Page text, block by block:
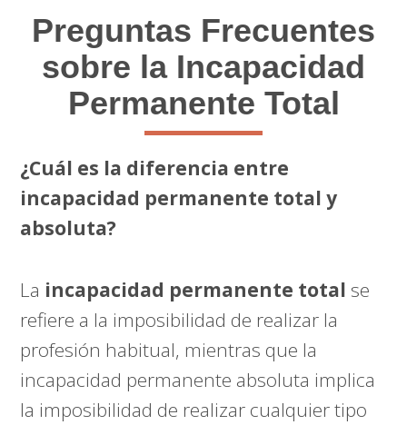
Preguntas Frecuentes
sobre la Incapacidad
Permanente Total
¿Cuál es la diferencia entre
incapacidad permanente total y
absoluta?
La incapacidad permanente total se
refiere a la imposibilidad de realizar la
profesión habitual, mientras que la
incapacidad permanente absoluta implica
la imposibilidad de realizar cualquier tipo